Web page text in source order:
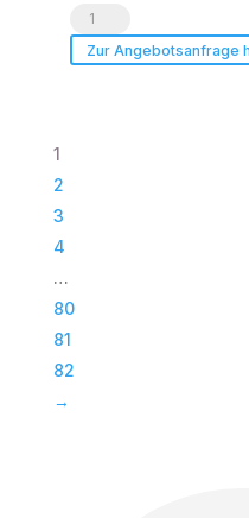
Voice
Acoustic
Zur Angebotsanfrage
1
2
3
4
…
80
81
82
→